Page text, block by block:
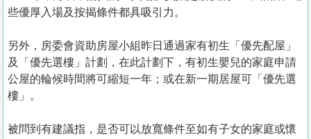
些優厚入場及按揭條件都具吸引力。
另外，房委會資助房屋小組昨日通過家有初生「優先配屋」
及「優先選樓」計劃，在此計劃下，有初生嬰兒的家庭申請
公屋的輪候時間將可縮短一年；或在新一期居屋可「優先選
樓」。
被問到有建議指，是否可以放寬條件至如有子女的家庭或懷